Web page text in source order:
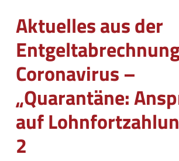
Aktuelles aus der
Coronavirus –
„Quarantäne:
auf
2